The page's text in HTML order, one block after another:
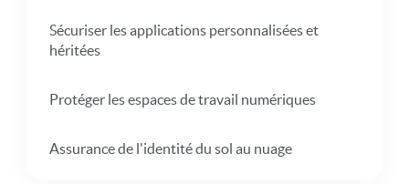
Sécuriser les applications personnalisées et
héritées
Protéger les espaces de travail numériques
Assurance de l'identité du sol au nuage